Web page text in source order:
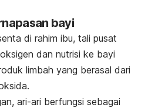
bayi
di rahim ibu, tali pusat
dan nutrisi ke bayi
limbah yang berasal dari
ari-ari berfungsi sebagai